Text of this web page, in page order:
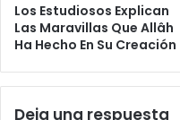
Los Estudiosos Explican
Las Maravillas Que Allâh
Ha Hecho En Su Creación
Deja una respuesta